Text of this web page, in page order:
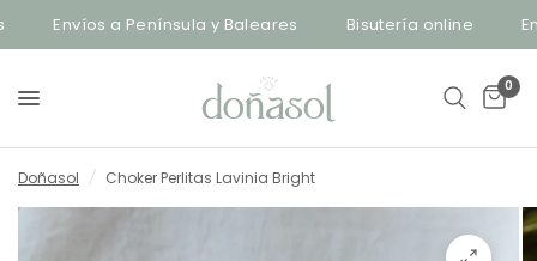
Envíos a Península y Baleares Bisutería online
0
Doñasol / Choker Perlitas Lavinia Bright